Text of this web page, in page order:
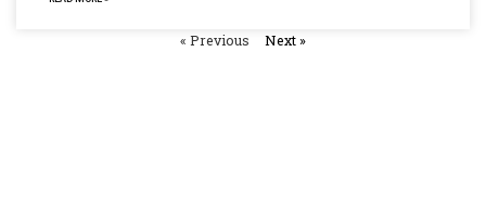
« Previous Next »